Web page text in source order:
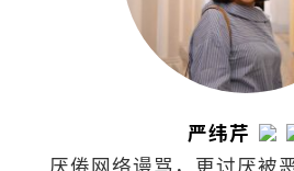
严纬芹
厌倦网络谩骂，更讨厌被